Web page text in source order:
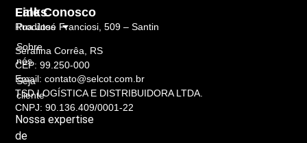
Nossaexpertise
de
Links
Produtos
Sobre
nós
Seja
cliente
Fale Conosco
Rua José Franciosi, 509 – Santin
Serafina Corrêa, RS
CEP: 99.250-000
Email: contato@selcot.com.br
TSD LOGÍSTICA E DISTRIBUIDORA LTDA.
CNPJ: 90.136.409/0001-22